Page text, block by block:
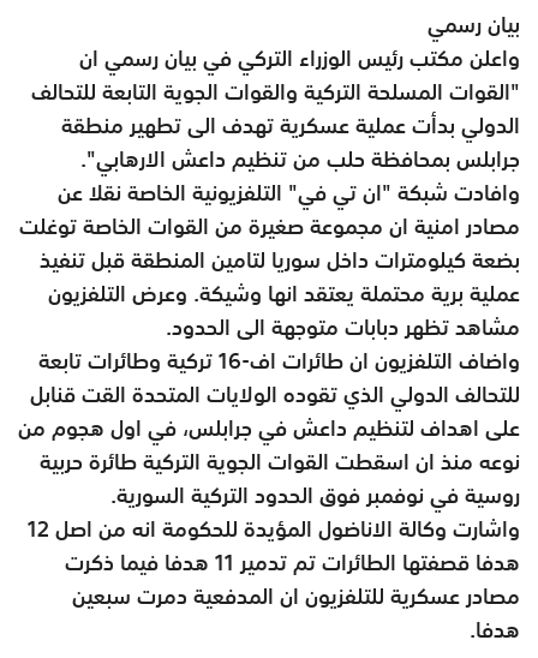
بيان رسمي
واعلن مكتب رئيس الوزراء التركي في بيان رسمي ان
"القوات المسلحة التركية والقوات الجوية التابعة للتحالف
الدولي بدأت عملية عسكرية تهدف الى تطهير منطقة
جرابلس بمحافظة حلب من تنظيم داعش الارهابي".
وافادت شبكة "ان تي في" التلفزيونية الخاصة نقلا عن
مصادر امنية ان مجموعة صغيرة من القوات الخاصة توغلت
بضعة كيلومترات داخل سوريا لتامين المنطقة قبل تنفيذ
عملية برية محتملة يعتقد انها وشيكة. وعرض التلفزيون
مشاهد تظهر دبابات متوجهة الى الحدود.
واضاف التلفزيون ان طائرات اف-16 تركية وطائرات تابعة
للتحالف الدولي الذي تقوده الولايات المتحدة القت قنابل
على اهداف لتنظيم داعش في جرابلس، في اول هجوم من
نوعه منذ ان اسقطت القوات الجوية التركية طائرة حربية
روسية في نوفمبر فوق الحدود التركية السورية.
واشارت وكالة الاناضول المؤيدة للحكومة انه من اصل 12
هدفا قصفتها الطائرات تم تدمير 11 هدفا فيما ذكرت
مصادر عسكرية للتلفزيون ان المدفعية دمرت سبعين
هدفا.